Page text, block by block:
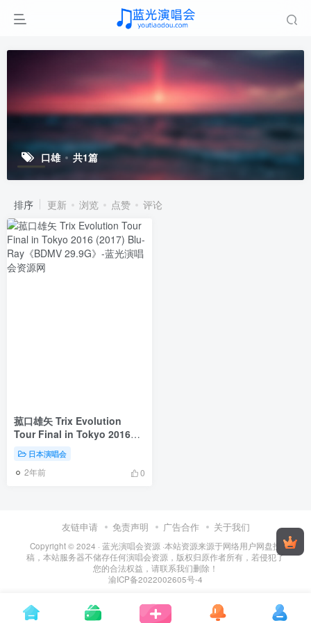
口雄 共1篇
排序 更新 浏览 点赞 评论
菰口雄矢 Trix Evolution
Tour Final in Tokyo 2016
(2017) Blu-Ray《BDMV
29.9G》
日本演唱会
2年前 0
友链申请 免责声明 广告合作 关于我们
Copyright © 2024 · 蓝光演唱会资源 ·本站资源来源于网络用户网盘投
稿，本站服务器不储存任何演唱会资源，版权归原作者所有，若侵犯了
您的合法权益，请联系我们删除！
渝ICP备2022002605号-4